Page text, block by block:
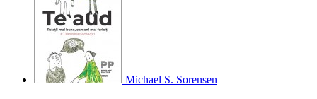
Michael S. Sorensen